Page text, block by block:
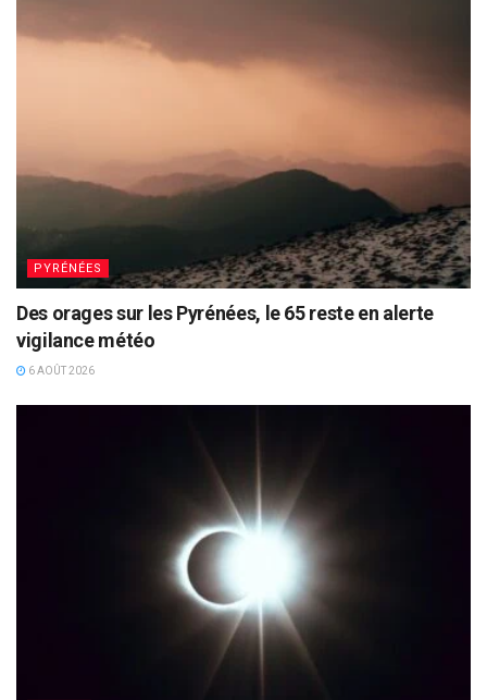
PYRÉNÉES
Des orages sur les Pyrénées, le 65 reste en alerte
vigilance météo
6 AOÛT 2026